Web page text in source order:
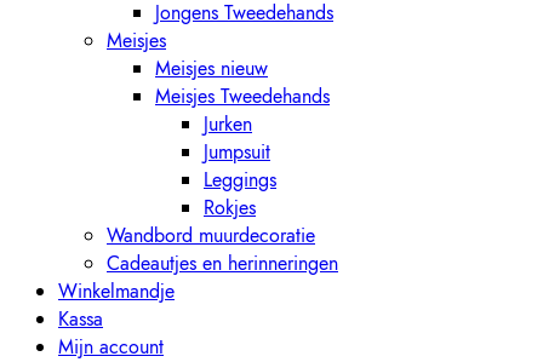
Jongens Tweedehands
Meisjes
Meisjes nieuw
Meisjes Tweedehands
Jurken
Jumpsuit
Leggings
Rokjes
Wandbord muurdecoratie
Cadeautjes en herinneringen
Winkelmandje
Kassa
Mijn account